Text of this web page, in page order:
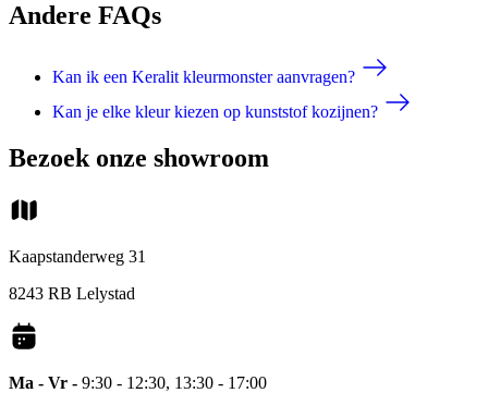
Andere FAQs
Kan ik een Keralit kleurmonster aanvragen?
Kan je elke kleur kiezen op kunststof kozijnen?
Bezoek onze showroom
Kaapstanderweg 31
8243 RB Lelystad
Ma - Vr - 9:30 - 12:30, 13:30 - 17:00